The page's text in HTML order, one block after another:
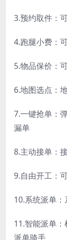
3.预约取件：
4.跑腿小费：
5.物品保价：
6.地图选点：
7.一键抢单：
漏单
8.主动接单：
9.自由开工：
10.系统派单
11.智能派单
派单骑手